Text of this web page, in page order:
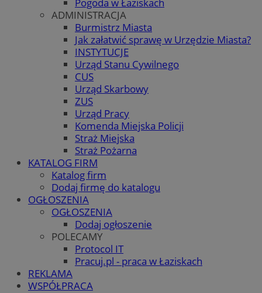
ADMINISTRACJA
Burmistrz Miasta
Jak załatwić sprawę w Urzędzie Miasta?
INSTYTUCJE
Urząd Stanu Cywilnego
CUS
Urząd Skarbowy
ZUS
Urząd Pracy
Komenda Miejska Policji
Straż Miejska
Straż Pożarna
KATALOG FIRM
Katalog firm
Dodaj firmę do katalogu
OGŁOSZENIA
OGŁOSZENIA
Dodaj ogłoszenie
POLECAMY
Protocol IT
Pracuj.pl - praca w Łaziskach
REKLAMA
WSPÓŁPRACA